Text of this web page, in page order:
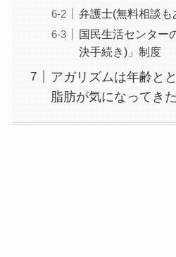
弁護士(無料相談も
国民生活センター
決手続き)」制度
アガリズムは年齢と
脂肪が気になってき